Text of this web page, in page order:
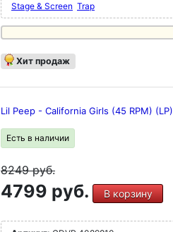
Stage & Screen Trap
Хит продаж
Lil Peep - California Girls (45 RPM) (LP)
Есть в наличии
8249руб.
4799 руб. В корзину